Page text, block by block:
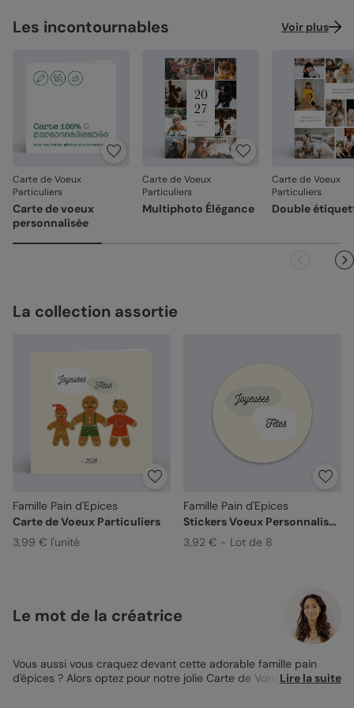
Les incontournables Voir plus
Carte de Voeux
Particuliers
Carte de voeux
personnalisée
Carte de Voeux
Particuliers
Multiphoto Élégance
Carte de Voeux
Particuliers
Double
La collection assortie
Famille Pain d'Epices
Carte de Voeux Particuliers
3,99 € l'unité
Famille Pain d'Epices
Stickers Voeux Personnalisable
3,92 € - Lot de 8
Le mot de la créatrice
Vous aussi vous craquez devant cette adorable famille pain
d'épices ? Alors optez pour notre jolie Carte de Vœux Famille
Lire la suite